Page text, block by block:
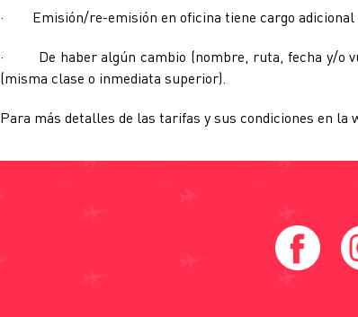
· Emisión/re-emisión en oficina tiene cargo adicional
· De haber algún cambio (nombre, ruta, fecha y/o
(misma clase o inmediata superior).
Para más detalles de las tarifas y sus condiciones en la